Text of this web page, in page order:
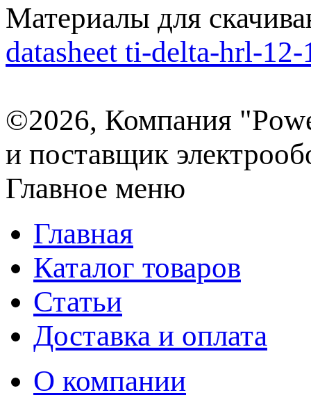
Материалы для
datasheet ti-delta-hrl-
©2026, Компания
и поставщик
Главное меню
Главная
Каталог товаров
Статьи
Доставка и оплата
О компании